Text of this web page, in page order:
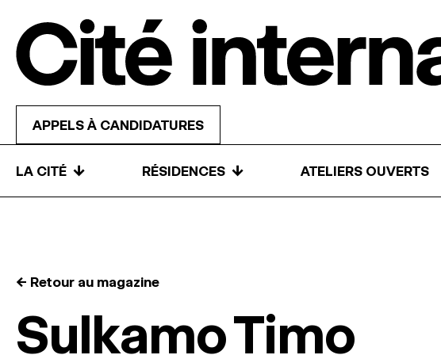
APPELS À CANDIDATURES
LA CITÉ ↓ RÉSIDENCES ↓ ATELIERS OUVERTS
← Retour au magazine
Sulkamo Timo